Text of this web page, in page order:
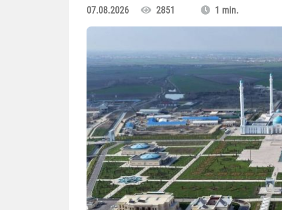
07.08.2026 2851 1 min.